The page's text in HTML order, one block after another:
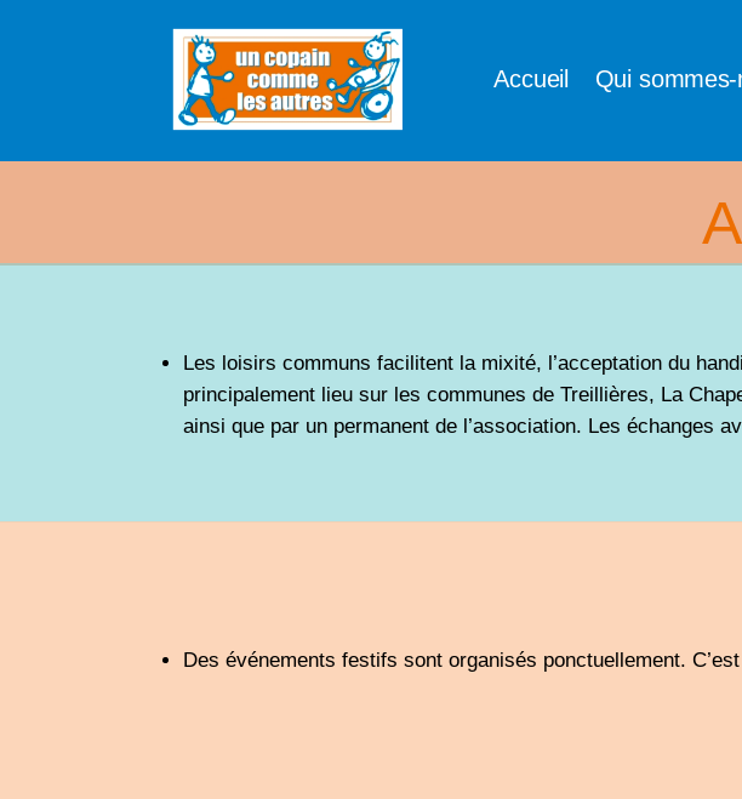
Accueil Qui
Les loisirs communs facilitent la mixité, l’acceptation du
principalement lieu sur les communes de Treillières, La
ainsi que par un permanent de l’association. Les échanges
Des événements festifs sont organisés ponctuellement.